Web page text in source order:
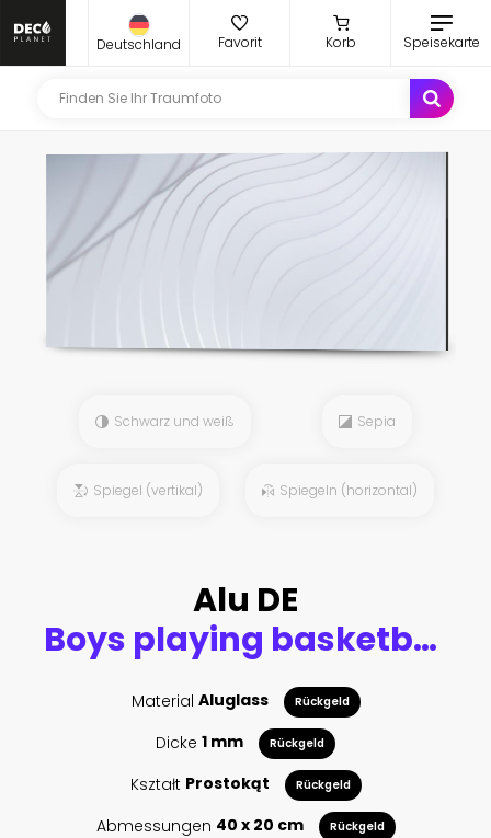
Deutschland Favorit Korb Speisekarte
Schwarz und weiß Sepia
Spiegel (vertikal) Spiegeln (horizontal)
Alu DE
Boys playing basketball on white background
Material Aluglass Rückgeld
Dicke 1 mm Rückgeld
Kształt Prostokąt Rückgeld
Abmessungen 40 x 20 cm Rückgeld